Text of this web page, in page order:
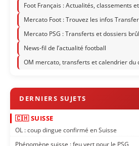
Foot Français : Actualités, classements
Mercato Foot : Trouvez les infos
Mercato PSG : Transferts et dossiers
News-fil de l’actualité football
OM mercato, transferts et calendrier du
🇨🇭 SUISSE
OL : coup dingue confirmé en Suisse
Phénomène suisse : feu vert pour le PSG